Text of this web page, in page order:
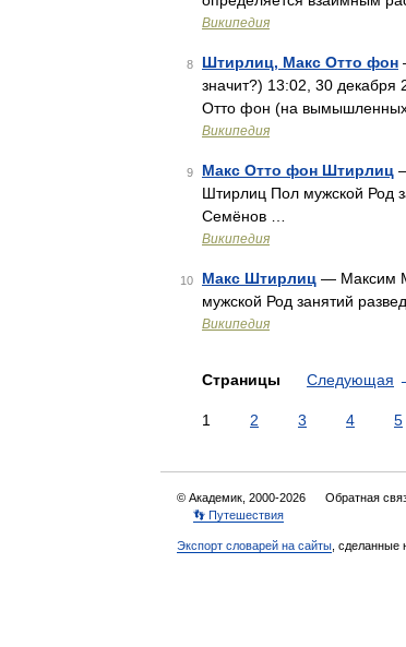
Википедия
8 Штирлиц, Макс Отто фон
значит?) 13:02, 30
Отто фон (на вымышленных
Википедия
9 Макс Отто фон Штирлиц
Штирлиц Пол мужской Род
Семёнов …
Википедия
10 Макс Штирлиц — Максим
мужской Род занятий
Википедия
Страницы Следующая
1 2 3 4 5
© Академик, 2000-2026 Обратная
👣 Путешествия
Экспорт словарей на сайты , сделанные